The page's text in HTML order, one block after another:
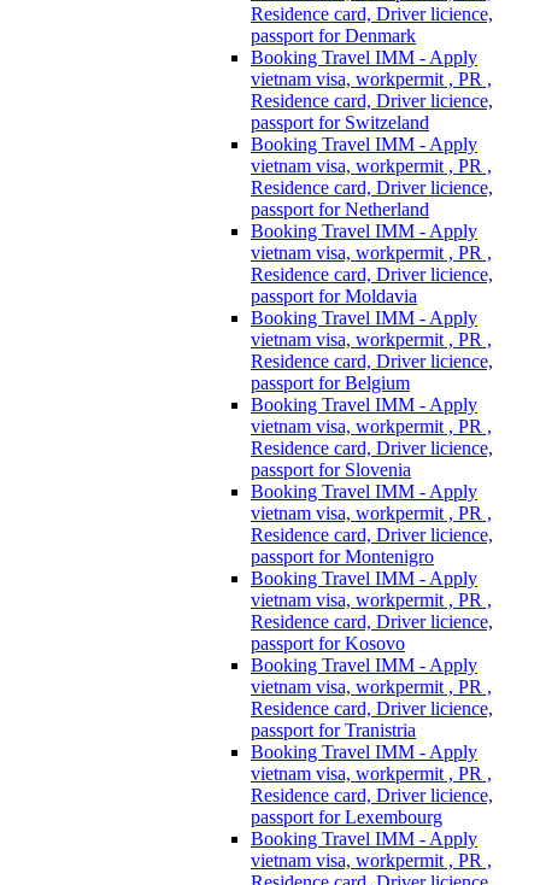
Residence card, Driver licience,
passport for Denmark
Booking Travel IMM - Apply
vietnam visa, workpermit , PR ,
Residence card, Driver licience,
passport for Switzeland
Booking Travel IMM - Apply
vietnam visa, workpermit , PR ,
Residence card, Driver licience,
passport for Netherland
Booking Travel IMM - Apply
vietnam visa, workpermit , PR ,
Residence card, Driver licience,
passport for Moldavia
Booking Travel IMM - Apply
vietnam visa, workpermit , PR ,
Residence card, Driver licience,
passport for Belgium
Booking Travel IMM - Apply
vietnam visa, workpermit , PR ,
Residence card, Driver licience,
passport for Slovenia
Booking Travel IMM - Apply
vietnam visa, workpermit , PR ,
Residence card, Driver licience,
passport for Montenigro
Booking Travel IMM - Apply
vietnam visa, workpermit , PR ,
Residence card, Driver licience,
passport for Kosovo
Booking Travel IMM - Apply
vietnam visa, workpermit , PR ,
Residence card, Driver licience,
passport for Tranistria
Booking Travel IMM - Apply
vietnam visa, workpermit , PR ,
Residence card, Driver licience,
passport for Lexembourg
Booking Travel IMM - Apply
vietnam visa, workpermit , PR ,